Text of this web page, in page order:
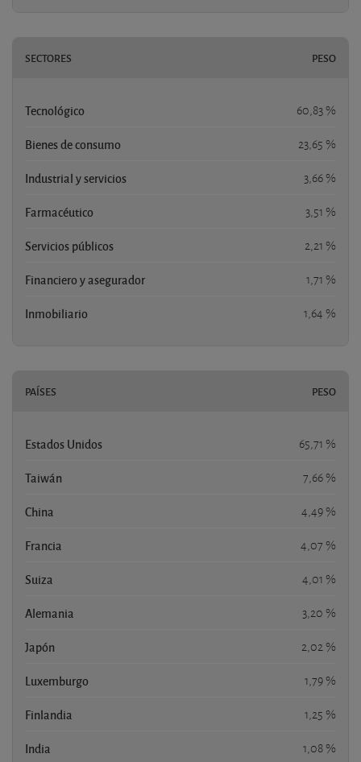
SECTORES PESO
Tecnológico 60,83 %
Bienes de consumo 23,65 %
Industrial y servicios 3,66 %
Farmacéutico 3,51 %
Servicios públicos 2,21 %
Financiero y asegurador 1,71 %
Inmobiliario 1,64 %
PAÍSES PESO
Estados Unidos 65,71 %
Taiwán 7,66 %
China 4,49 %
Francia 4,07 %
Suiza 4,01 %
Alemania 3,20 %
Japón 2,02 %
Luxemburgo 1,79 %
Finlandia 1,25 %
India 1,08 %